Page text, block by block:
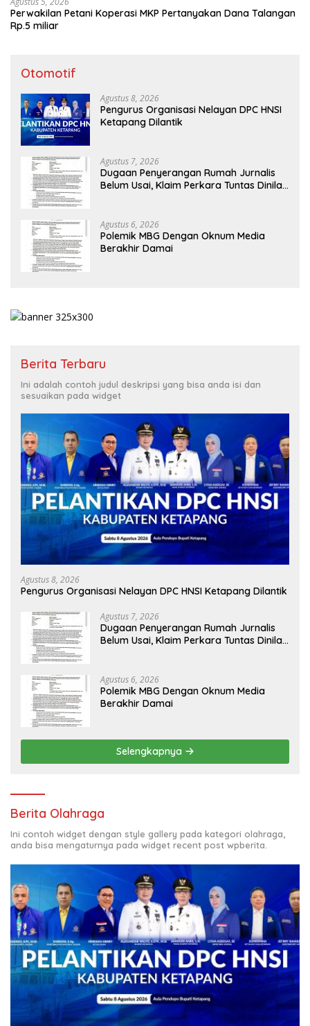
Perwakilan Petani Koperasi MKP Pertanyakan Dana Talangan
Rp.5 miliar
Otomotif
Agustus 8, 2026
Pengurus Organisasi Nelayan DPC HNSI
Ketapang Dilantik
Agustus 7, 2026
Dugaan Penyerangan Rumah Jurnalis
Belum Usai, Klaim Perkara Tuntas Dinilai
Agustus 6, 2026
Polemik MBG Dengan Oknum Media
Berakhir Damai
Berita Terbaru
Ini adalah contoh judul deskripsi yang bisa anda isi dan
sesuaikan pada widget
Agustus 8, 2026
Pengurus Organisasi Nelayan DPC HNSI Ketapang Dilantik
Agustus 7, 2026
Dugaan Penyerangan Rumah Jurnalis
Belum Usai, Klaim Perkara Tuntas Dinilai
Agustus 6, 2026
Polemik MBG Dengan Oknum Media
Berakhir Damai
Selengkapnya
Berita Olahraga
Ini contoh widget dengan style gallery pada kategori olahraga,
anda bisa mengaturnya pada widget recent post wpberita.